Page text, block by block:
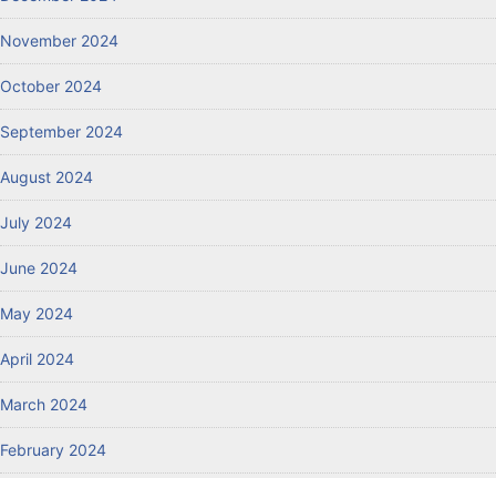
November 2024
October 2024
September 2024
August 2024
July 2024
June 2024
May 2024
April 2024
March 2024
February 2024